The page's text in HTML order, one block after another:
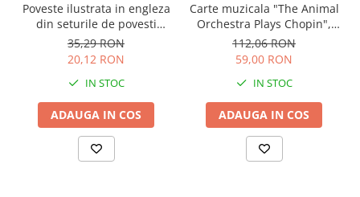
Poveste ilustrata in engleza
din seturile de povesti
Usborne
35,29 RON
20,12 RON
IN STOC
ADAUGA IN COS
Carte muzicala "The Animal
Orchestra Plays Chopin",
cartonata, Usborne
112,06 RON
59,00 RON
IN STOC
ADAUGA IN COS